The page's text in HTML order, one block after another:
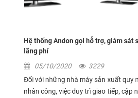
Hệ thống Andon gọi hỗ trợ, giám sát
lãng phí
05/10/2020
3229
Đối với những nhà máy sản xuất quy
nhân công, việc duy trì giao tiếp, cập